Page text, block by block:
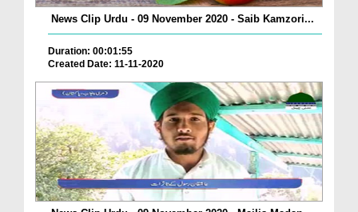
News Clip Urdu - 09 November 2020 - Saib Kamzori...
Duration: 00:01:55
Created Date: 11-11-2020